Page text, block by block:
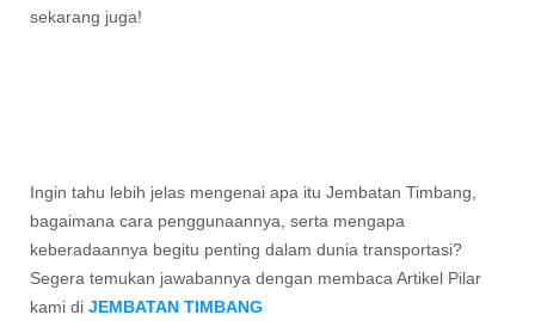
sekarang juga!
Ingin tahu lebih jelas mengenai apa itu Jembatan Timbang,
bagaimana cara penggunaannya, serta mengapa
keberadaannya begitu penting dalam dunia transportasi?
Segera temukan jawabannya dengan membaca Artikel Pilar
kami di JEMBATAN TIMBANG